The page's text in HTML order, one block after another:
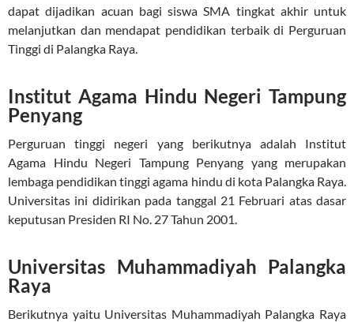
dapat dijadikan acuan bagi siswa SMA tingkat akhir untuk
melanjutkan dan mendapat pendidikan terbaik di Perguruan
Tinggi di Palangka Raya.
Institut Agama Hindu Negeri Tampung
Penyang
Perguruan tinggi negeri yang berikutnya adalah Institut
Agama Hindu Negeri Tampung Penyang yang merupakan
lembaga pendidikan tinggi agama hindu di kota Palangka Raya.
Universitas ini didirikan pada tanggal 21 Februari atas dasar
keputusan Presiden RI No. 27 Tahun 2001.
Universitas Muhammadiyah Palangka
Raya
Berikutnya yaitu Universitas Muhammadiyah Palangka Raya